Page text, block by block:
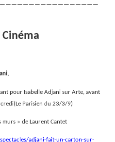
pour Isabelle Adjani sur Arte, avant
Parisien du 23/3/9)
murs » de Laurent Cantet
adjani-fait-un-carton-sur-